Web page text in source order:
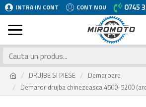
INTRA IN CONT CONT NOU 0745
DRUJBE SI PIESE
Demaroare
Demaror drujba chinezeasca 4500-5200